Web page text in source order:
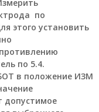
по
этого установить
по 5.4.
в положение ИЗМ
допустимое